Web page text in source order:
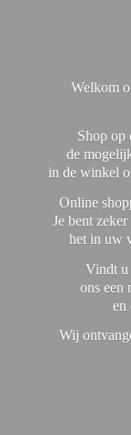
Welkom
Shop op
de
in de winkel
Online
Je bent
het in uw
Vindt u
ons een
en
Wij